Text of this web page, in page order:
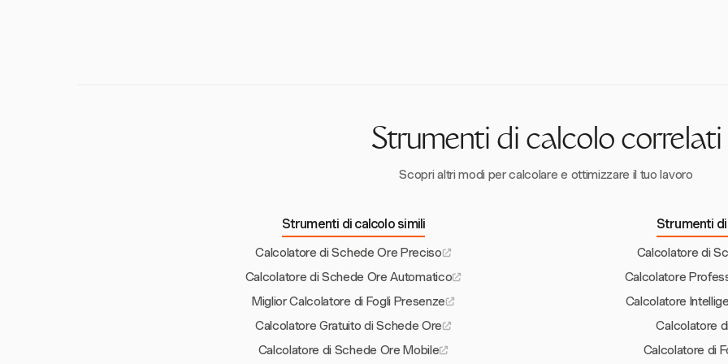
Strumenti di calcolo correlati
Scopri altri modi per calcolare e ottimizzare il tuo lavoro
Strumenti di calcolo simili
Calcolatore di Schede Ore Preciso
Calcolatore di Schede Ore Automatico
Miglior Calcolatore di Fogli Presenze
Calcolatore Gratuito di Schede Ore
Calcolatore di Schede Ore Mobile
Strumenti
Calcolatore di
Calcolatore
Calcolatore
Calcolatore
Calcolatore di